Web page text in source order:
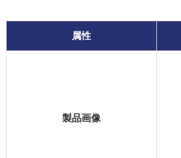
属性
製品画像